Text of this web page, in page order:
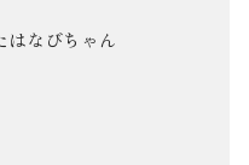
なびちゃん